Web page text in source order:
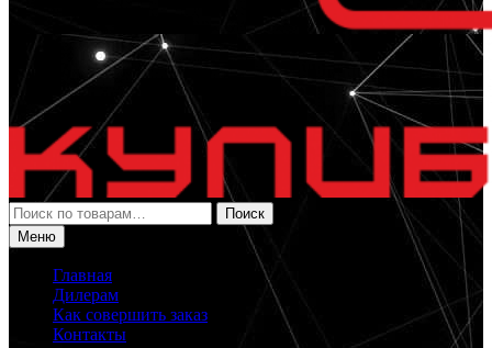
Искать:
Поиск
Меню
Главная
Дилерам
Как совершить заказ
Контакты